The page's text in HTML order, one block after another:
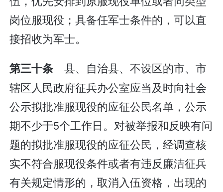
岗位服现役；具备任军士条件的，可以直
接招收为军士。
第三十条 县、自治县、不设区的市、市
辖区人民政府征兵办公室应当及时向社会
公示拟批准服现役的应征公民名单，公示
期不少于5个工作日。对被举报和反映有问
题的拟批准服现役的应征公民，经调查核
实不符合服现役条件或者有违反廉洁征兵
有关规定情形的，取消入伍资格，出现的